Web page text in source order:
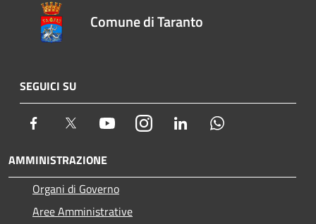
Comune di Taranto
SEGUICI SU
Facebook Twitter YoutubeInstagram LinkedIn
AMMINISTRAZIONE
Organi di Governo
Aree Amministrative